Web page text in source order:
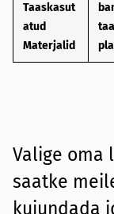
Taaskasut
atud
Materjalid
Valige oma
saatke
kujundada